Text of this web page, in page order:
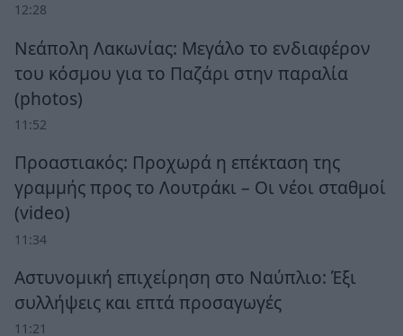
12:28
Νεάπολη Λακωνίας: Μεγάλο το ενδιαφέρον
του κόσμου για το Παζάρι στην παραλία
(photos)
11:52
Προαστιακός: Προχωρά η επέκταση της
γραμμής προς το Λουτράκι – Οι νέοι σταθμοί
(video)
11:34
Αστυνομική επιχείρηση στο Ναύπλιο: Έξι
συλλήψεις και επτά προσαγωγές
11:21